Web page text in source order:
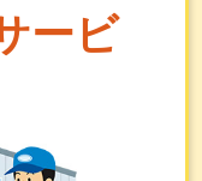
ービ